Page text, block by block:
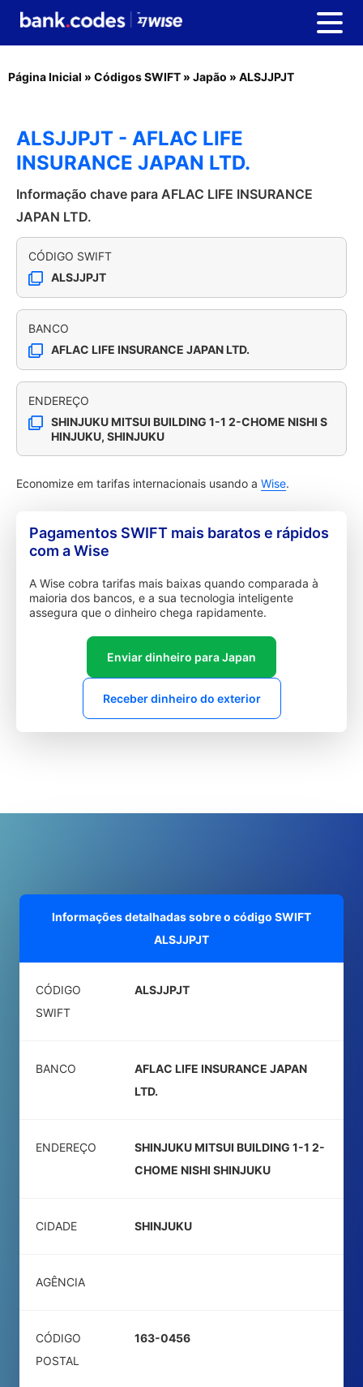
Página Inicial » Códigos SWIFT » Japão » ALSJJPJT
ALSJJPJT - AFLAC LIFE
INSURANCE JAPAN LTD.
Informação chave para AFLAC LIFE INSURANCE
JAPAN LTD.
CÓDIGO SWIFT
ALSJJPJT
BANCO
AFLAC LIFE INSURANCE JAPAN LTD.
ENDEREÇO
SHINJUKU MITSUI BUILDING 1-1 2-CHOME NISHI S
HINJUKU, SHINJUKU
Economize em tarifas internacionais usando a Wise.
Pagamentos SWIFT mais baratos e rápidos
com a Wise
A Wise cobra tarifas mais baixas quando comparada à
maioria dos bancos, e a sua tecnologia inteligente
assegura que o dinheiro chega rapidamente.
Enviar dinheiro para Japan
Receber dinheiro do exterior
Informações detalhadas sobre o código SWIFT
ALSJJPJT
CÓDIGO
SWIFT
ALSJJPJT
BANCO
AFLAC LIFE INSURANCE JAPAN
LTD.
ENDEREÇO
SHINJUKU MITSUI BUILDING 1-1 2-
CHOME NISHI SHINJUKU
CIDADE SHINJUKU
AGÊNCIA
CÓDIGO
POSTAL
163-0456